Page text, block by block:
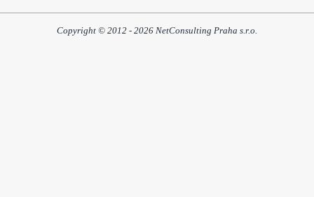
Copyright © 2012 - 2026 NetConsulting Praha s.r.o.